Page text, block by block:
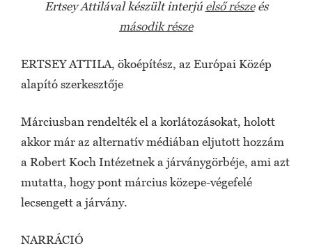
Ertsey Attilával készült interjú első részeés
második része
ERTSEY ATTILA, ökoépítész, az Európai Közép
alapító szerkesztője
Márciusban rendelték el a korlátozásokat, holott
akkor már az alternatív médiában eljutott hozzám
a Robert Koch Intézetnek a járványgörbéje, ami azt
mutatta, hogy pont március közepe-végefelé
lecsengett a járvány.
NARRÁCIÓ